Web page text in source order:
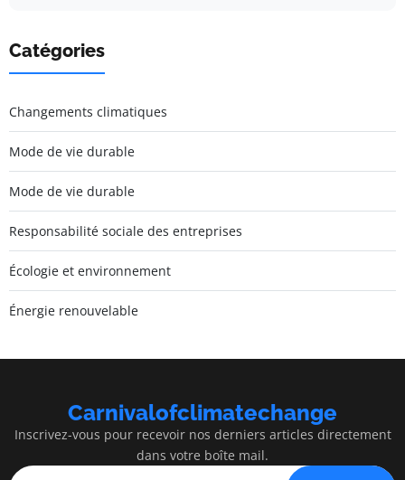
Catégories
Changements climatiques
Mode de vie durable
Mode de vie durable
Responsabilité sociale des entreprises
Écologie et environnement
Énergie renouvelable
Carnivalofclimatechange
Inscrivez-vous pour recevoir nos derniers articles directement
dans votre boîte mail.